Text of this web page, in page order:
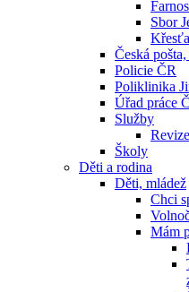
Sbor
Česká pošta,
Policie ČR
Poliklinika
Úřad práce
Služby
Školy
Děti a rodina
Děti, mládež
Chci
Mám